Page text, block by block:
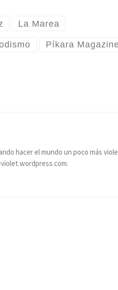
La Marea
Píkara
hacer el mundo un poco más